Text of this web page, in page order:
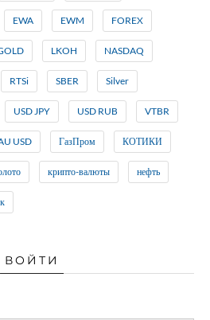
EWA EWM FOREX
LKOH NASDAQ
RTSi SBER Silver
USD JPY USD RUB VTBR
USD ГазПром КОТИКИ
крипто-валюты нефть
ВОЙТИ